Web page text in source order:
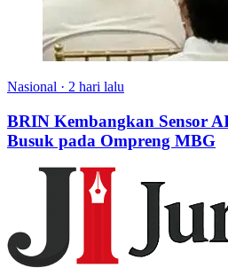
Nasional · 2 hari lalu
BRIN Kembangkan Sensor
Busuk pada Ompreng MBG